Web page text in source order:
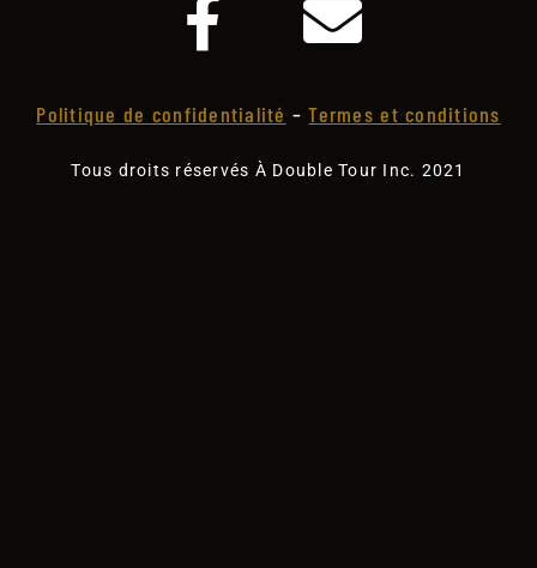
Politique de confidentialité –Termes et conditions
Tous droits réservés À Double Tour Inc. 2021